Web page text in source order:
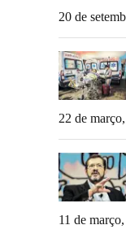
20 de
22 de
11 de